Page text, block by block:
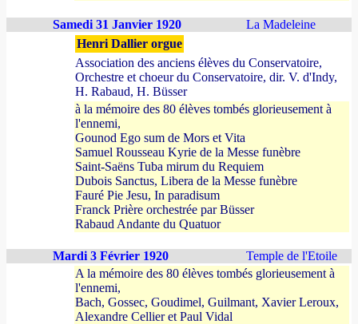
Samedi 31 Janvier 1920
La Madeleine
Henri Dallier orgue
Association des anciens élèves du Conservatoire,
Orchestre et choeur du Conservatoire, dir. V. d'Indy,
H. Rabaud, H. Büsser
à la mémoire des 80 élèves tombés glorieusement à
l'ennemi,
Gounod Ego sum de Mors et Vita
Samuel Rousseau Kyrie de la Messe funèbre
Saint-Saëns Tuba mirum du Requiem
Dubois Sanctus, Libera de la Messe funèbre
Fauré Pie Jesu, In paradisum
Franck Prière orchestrée par Büsser
Rabaud Andante du Quatuor
Mardi 3 Février 1920
Temple de l'Etoile
A la mémoire des 80 élèves tombés glorieusement à
l'ennemi,
Bach, Gossec, Goudimel, Guilmant, Xavier Leroux,
Alexandre Cellier et Paul Vidal